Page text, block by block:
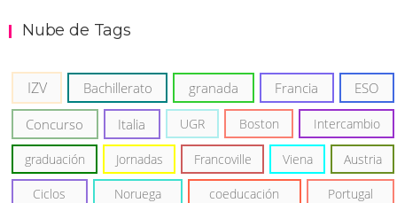
Nube de Tags
IZV Bachillerato granada Francia ESO
Concurso Italia UGR Boston Intercambio
graduación Jornadas Francoville Viena Austria
Ciclos Noruega coeducación Portugal